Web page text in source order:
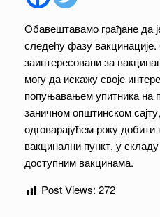
Обавештавамо грађане да
следећу фазу вакцинације.
заинтересовани за
могу да искажу своје
попуњавањем упитника на
заничном општинском
одговарајућем року
вакцинални пункт, у
доступним вакцинама.
Post Views: 272